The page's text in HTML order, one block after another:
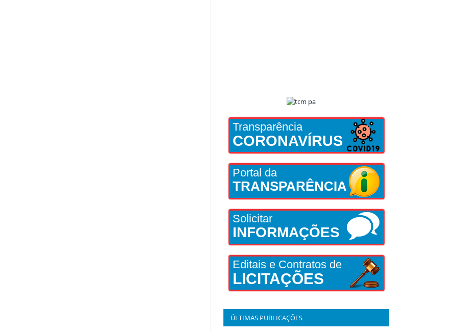
Transparência
CORONAVÍRUS
Portal da
TRANSPARÊNCIA
Solicitar
INFORMAÇÕES
Editais e Contratos de
LICITAÇÕES
ÚLTIMAS PUBLICAÇÕES